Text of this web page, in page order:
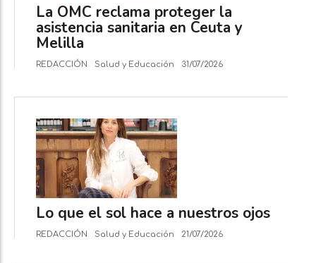
La OMC reclama proteger la
asistencia sanitaria en Ceuta y
Melilla
REDACCIÓN Salud y Educación 31/07/2026
Lo que el sol hace a nuestros ojos
REDACCIÓN Salud y Educación 21/07/2026